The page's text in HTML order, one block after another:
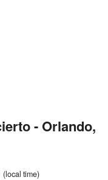
- Orlando,
(local time)